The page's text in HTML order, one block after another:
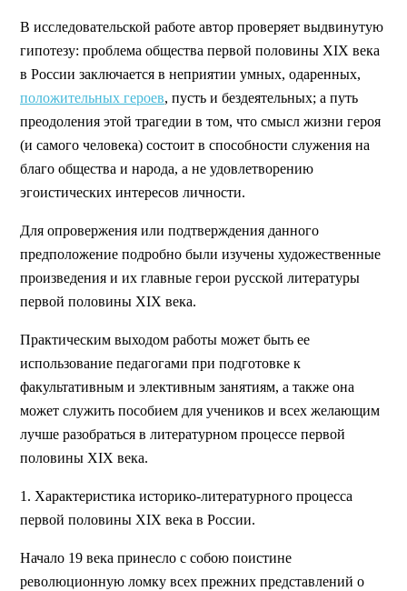
В исследовательской работе автор проверяет выдвинутую
гипотезу: проблема общества первой половины XIX века
в России заключается в неприятии умных, одаренных,
положительных героев, пусть и бездеятельных; а путь
преодоления этой трагедии в том, что смысл жизни героя
(и самого человека) состоит в способности служения на
благо общества и народа, а не удовлетворению
эгоистических интересов личности.
Для опровержения или подтверждения данного
предположение подробно были изучены художественные
произведения и их главные герои русской литературы
первой половины XIX века.
Практическим выходом работы может быть ее
использование педагогами при подготовке к
факультативным и элективным занятиям, а также она
может служить пособием для учеников и всех желающим
лучше разобраться в литературном процессе первой
половины XIX века.
1. Характеристика историко-литературного процесса
первой половины XIX века в России.
Начало 19 века принесло с собою поистине
революционную ломку всех прежних представлений о